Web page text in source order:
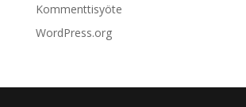
Kommenttisyöte
WordPress.org